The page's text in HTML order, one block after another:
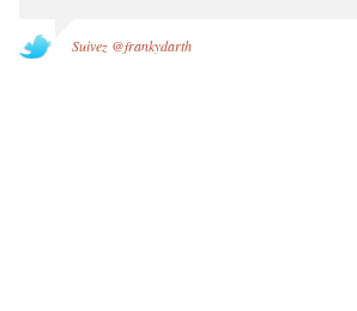
Suivez @frankydarth